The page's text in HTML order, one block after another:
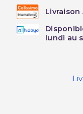
Livraison
lundi au